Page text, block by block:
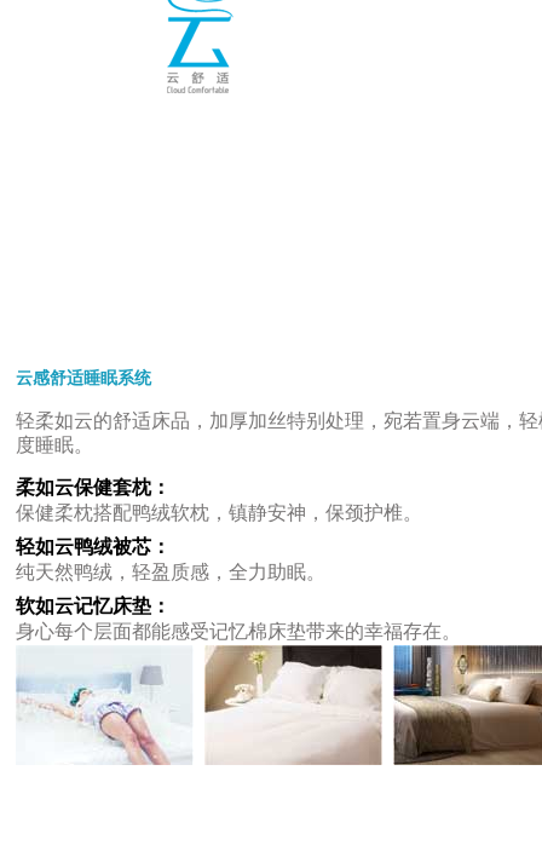
云感舒适睡眠系统
轻柔如云的舒适床品，加厚加丝特别处理，宛若置身云端，
度睡眠。
柔如云保健套枕：
保健柔枕搭配鸭绒软枕，镇静安神，保颈护椎。
轻如云鸭绒被芯：
纯天然鸭绒，轻盈质感，全力助眠。
软如云记忆床垫：
身心每个层面都能感受记忆棉床垫带来的幸福存在。